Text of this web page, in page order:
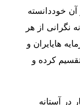
آن خوددانسته
نگرانی از هر
هایایران و
کرده و
در آستانه